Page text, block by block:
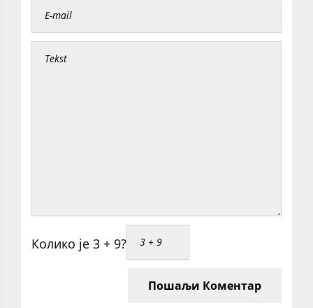
Колико је 3 + 9?
Пошаљи Коментар